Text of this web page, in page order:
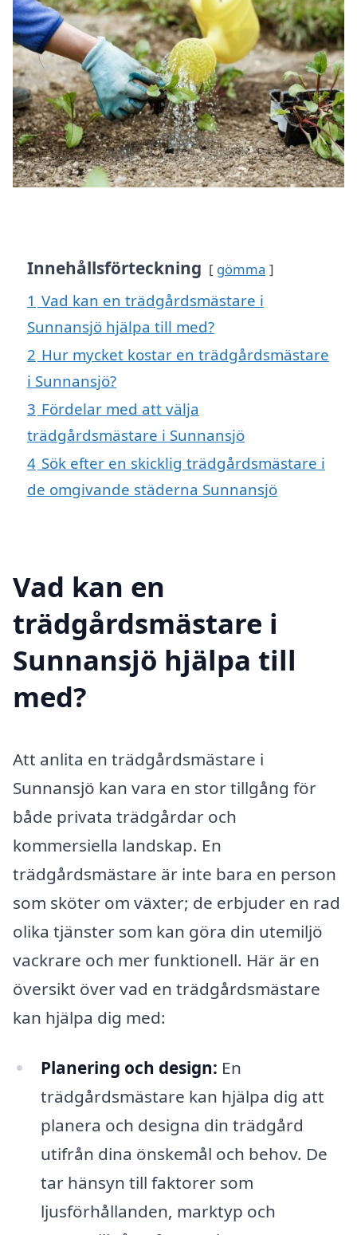
Innehållsförteckning gömma
1 Vad kan en trädgårdsmästare i
Sunnansjö hjälpa till med?
2 Hur mycket kostar en trädgårdsmästare
i Sunnansjö?
3 Fördelar med att välja
trädgårdsmästare i Sunnansjö
4 Sök efter en skicklig trädgårdsmästare i
de omgivande städerna Sunnansjö
Vad kan en
trädgårdsmästare i
Sunnansjö hjälpa till
med?
Att anlita en trädgårdsmästare i
Sunnansjö kan vara en stor tillgång för
både privata trädgårdar och
kommersiella landskap. En
trädgårdsmästare är inte bara en person
som sköter om växter; de erbjuder en rad
olika tjänster som kan göra din utemiljö
vackrare och mer funktionell. Här är en
översikt över vad en trädgårdsmästare
kan hjälpa dig med:
Planering och design: En
trädgårdsmästare kan hjälpa dig att
planera och designa din trädgård
utifrån dina önskemål och behov. De
tar hänsyn till faktorer som
ljusförhållanden, marktyp och